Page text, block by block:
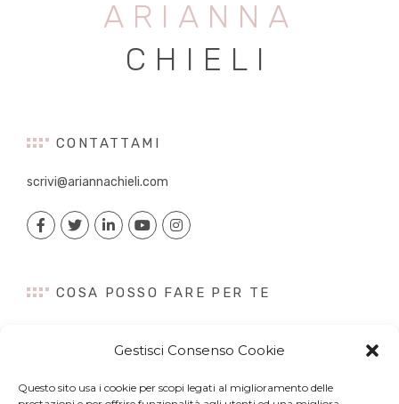
Gestisci Consenso Cookie
Questo sito usa i cookie per scopi legati al miglioramento delle
ARIANNA
CHIELI
CONTATTAMI
scrivi@ariannachieli.com
COSA POSSO FARE PER TE
Content Creation
Digital PR